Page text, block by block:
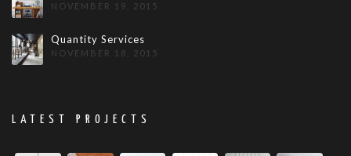
NOVEMBER 19, 2015
Quantity Services
NOVEMBER 18, 2015
LATEST PROJECTS